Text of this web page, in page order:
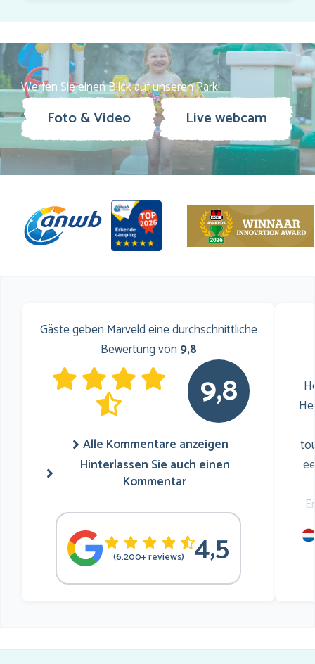
Werfen Sie einen Blick auf unseren Park!
Foto & Video Live webcam
Gäste geben Marveld eine durchschnittliche
Bewertung von 9,8
9,8
Alle Kommentare anzeigen
Hinterlassen Sie auch einen
Kommentar
(6.200+ reviews) 4,5